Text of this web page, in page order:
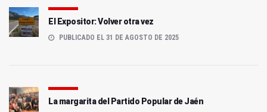
El Expositor: Volver otra vez
PUBLICADO EL 31 DE AGOSTO DE 2025
La margarita del Partido Popular de Jaén